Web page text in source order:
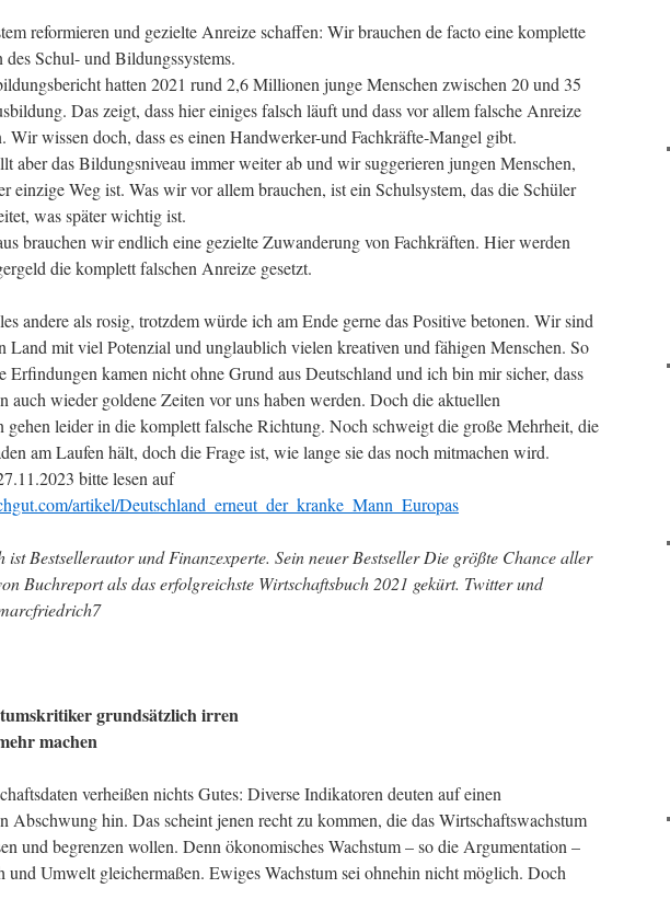
reformieren und gezielte Anreize schaffen: Wir brauchen de facto eine komplette
des Schul- und Bildungssystems.
hatten 2021 rund 2,6 Millionen junge Menschen zwischen 20 und 35
Das zeigt, dass hier einiges falsch läuft und dass vor allem falsche Anreize
Wir wissen doch, dass es einen Handwerker-und Fachkräfte-Mangel gibt.
aber das Bildungsniveau immer weiter ab und wir suggerieren jungen Menschen,
einzige Weg ist. Was wir vor allem brauchen, ist ein Schulsystem, das die Schüler
was später wichtig ist.
brauchen wir endlich eine gezielte Zuwanderung von Fachkräften. Hier werden
die komplett falschen Anreize gesetzt.
andere als rosig, trotzdem würde ich am Ende gerne das Positive betonen. Wir sind
Land mit viel Potenzial und unglaublich vielen kreativen und fähigen Menschen. So
Erfindungen kamen nicht ohne Grund aus Deutschland und ich bin mir sicher, dass
auch wieder goldene Zeiten vor uns haben werden. Doch die aktuellen
leider in die komplett falsche Richtung. Noch schweigt die große Mehrheit, die
am Laufen hält, doch die Frage ist, wie lange sie das noch mitmachen wird.
bitte lesen auf
artikel/Deutschland_erneut_der_kranke_Mann_Europas
Bestsellerautor und Finanzexperte. Sein neuer Bestseller Die größte Chance aller
Buchreport als das erfolgreichste Wirtschaftsbuch 2021 gekürt. Twitter und
grundsätzlich irren
machen
verheißen nichts Gutes: Diverse Indikatoren deuten auf einen
Abschwung hin. Das scheint jenen recht zu kommen, die das Wirtschaftswachstum
und begrenzen wollen. Denn ökonomisches Wachstum – so die Argumentation –
und Umwelt gleichermaßen. Ewiges Wachstum sei ohnehin nicht möglich. Doch